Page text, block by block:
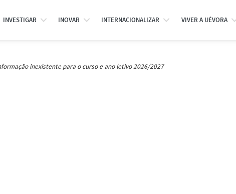
INVESTIGAR INOVAR INTERNACIONALIZAR VIVER A UÉVORA
inexistente para o curso e ano letivo 2026/2027